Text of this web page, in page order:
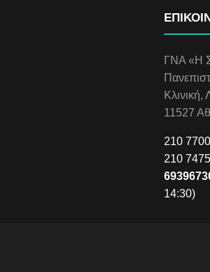
ΓΝΑ «Η
11527
210
210
14:30)